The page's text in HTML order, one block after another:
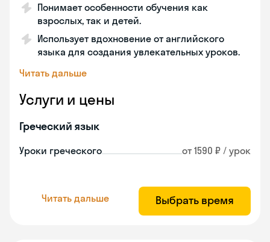
Понимает особенности обучения как
взрослых, так и детей.
Использует вдохновение от английского
языка для создания увлекательных уроков.
Читать дальше
Услуги и цены
Греческий язык
Уроки греческого от 1590 ₽ / урок
Читать дальше Выбрать время